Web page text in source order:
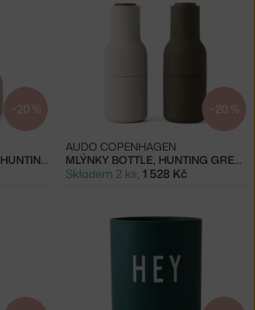
−20 %
MLÝNKY BOTTLE SMALL, HUNTING GREEN-BEIGE
−20 %
MLÝNKY BOTTLE, HUNTING GREEN-BEIGE
AUDO COPENHAGEN
Skladem 2 ks, 1 528 Kč